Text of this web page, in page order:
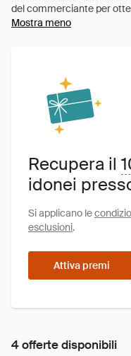
Mostra meno
Recupera il
idonei
Si applicano le
esclusioni.
Attiva premi
4 offerte disponibili